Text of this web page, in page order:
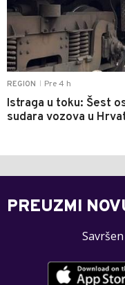
REGION Pre 4 h
Istraga u toku: Šest
sudara vozova u
PREUZMI